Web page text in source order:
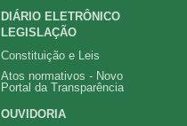
DIÁRIO ELETRÔNICO
LEGISLAÇÃO
Constituição e Leis
Atos normativos - Novo
Portal da Transparência
OUVIDORIA